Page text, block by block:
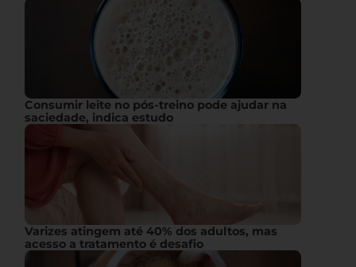
Consumir leite no pós-treino pode ajudar na
saciedade, indica estudo
Varizes atingem até 40% dos adultos, mas
acesso a tratamento é desafio